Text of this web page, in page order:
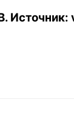
Источник: